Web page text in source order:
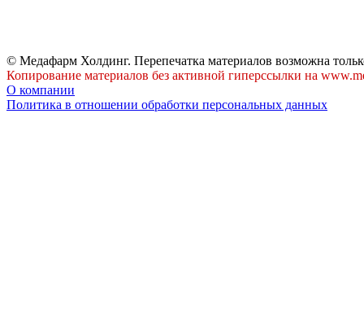
© Медафарм Холдинг. Перепечатка материалов возможна
Копирование материалов без активной гиперссылки на
О компании
Политика в отношении обработки персональных данных